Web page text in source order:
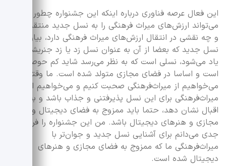
این فعال عرصه فناوری درباره اینکه این جشنواره چطور
می‌تواند ارزش‌های میراث فرهنگی را به نسل جدید منتقل کند
و چه نقشی در انتقال ارزش‌های میراث فرهنگی دارد، بیان کرد:
نسل جدید که بعضا از آن به عنوان نسل زد یا زد جنریشن هم
یاد می‌شود، نسلی است که به نظر می‌رسد شاید کم حوصله‌تر
است و اساسا در فضای مجازی متولد شده است. ما وقتی
می‌خواهیم از میراث‌فرهنگی صحبت کنیم و می‌خواهیم این
میراث‌فرهنگی برای این نسل پذیرفتنی و جذاب باشد و به آن
اقبال نشان دهد، حتما باید ممزوج به فضای دیجیتال و
مجازی و هنر‌های دیجیتال باشد. من این جشنواره را فرصت
جدی می‌دانم برای آشنایی نسل جدید و جوان‌تر با
میراث‌فرهنگی ما که ممزوج به فضای مجازی و هنر‌های
دیجیتال شده است.